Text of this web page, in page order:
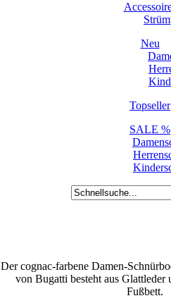
Neu
Topseller
SALE %
Der cognac-farbene Damen-
von Bugatti besteht aus Glattleder
Fußbett.